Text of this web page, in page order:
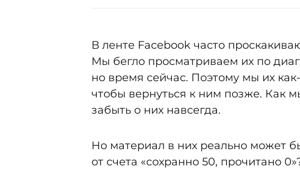
В ленте Facebook часто
Мы бегло просматриваем их по
но время сейчас. Поэтому мы их
чтобы вернуться к ним позже. Как
забыть о них навсегда.
Но материал в них реально может
от счета «сохранно 50, прочитано